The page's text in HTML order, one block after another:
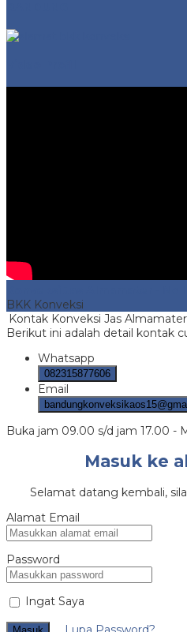
BKK Konveksi
Kontak Konveksi Jas Almamater
Berikut ini adalah detail kontak
Whatsapp
082315877606
Email
Buka jam 09.00 s/d jam 17.00 -
Masuk ke
Selamat datang kembali,
Alamat Email
Password
Ingat Saya